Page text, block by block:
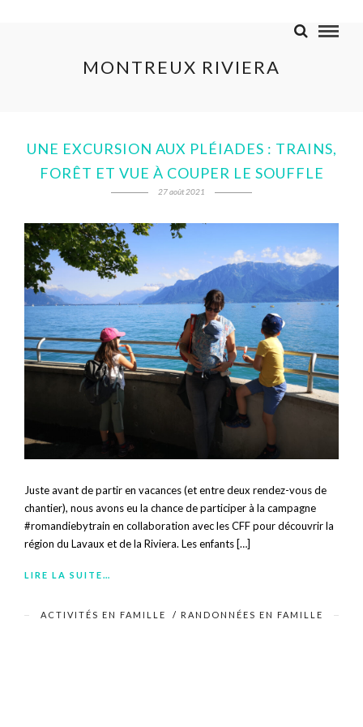
MONTREUX RIVIERA
UNE EXCURSION AUX PLÉIADES : TRAINS,
FORÊT ET VUE À COUPER LE SOUFFLE
27 août 2021
Juste avant de partir en vacances (et entre deux rendez-vous de
chantier), nous avons eu la chance de participer à la campagne
#romandiebytrain en collaboration avec les CFF pour découvrir la
région du Lavaux et de la Riviera. Les enfants […]
LIRE LA SUITE…
ACTIVITÉS EN FAMILLE / RANDONNÉES EN FAMILLE